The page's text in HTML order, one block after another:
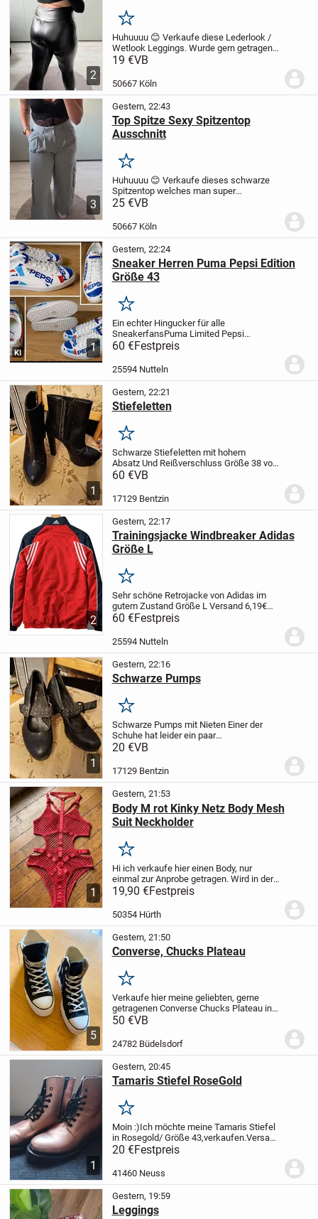
2
Merken
Huhuuuu 😊 Verkaufe diese Lederlook /
Wetlook Leggings. Wurde gern getragen.
Rauch- und Tierfreier Haushalt.
19 €VB
50667 Köln
3
Gestern, 22:43
Top Spitze Sexy Spitzentop
Ausschnitt
Merken
Huhuuuu 😊 Verkaufe dieses schwarze
Spitzentop welches man super
kombinieren kann.
Haushalt.
25 €VB
50667 Köln
1
KI
Gestern, 22:24
Sneaker Herren Puma Pepsi Edition
Größe 43
Merken
Ein echter Hingucker für alle
SneakerfansPuma Limited Pepsi
EditionGröße 43Neu und
ungetragen.
vorhanden, daher Versand im neutralen
60 €Festpreis
25594 Nutteln
1
Gestern, 22:21
Stiefeletten
Merken
Schwarze Stiefeletten mit hohem
Absatz Und Reißverschluss Größe 38 von
der Marke Divided
60 €VB
17129 Bentzin
2
Gestern, 22:17
Trainingsjacke Windbreaker Adidas
Größe L
Merken
Sehr schöne Retrojacke von Adidas im
gutem Zustand Größe L Versand 6,19€
versichert mit DHL
Überweisung
60 €Festpreis
25594 Nutteln
1
Gestern, 22:16
Schwarze Pumps
Merken
Schwarze Pumps mit Nieten Einer der
Schuhe hat leider ein paar
Blessuren
20 €VB
17129 Bentzin
1
Gestern, 21:53
Body M rot Kinky Netz Body Mesh
Suit Neckholder
Merken
Hi ich verkaufe hier einen Body, nur
einmal zur Anprobe getragen. Wird in der
Originalverpackung verkaufen.
Netz Body Mesh Suit Pole Dance
und Dekollete sind Blickdicht :-)
19,90 €Festpreis
50354 Hürth
5
Gestern, 21:50
Converse, Chucks Plateau
Merken
Verkaufe hier meine geliebten, gerne
getragenen Converse Chucks Plateau in
Schwarz in der Größe 41,5 bei Fragen
Vereinbarung, versand möglich
50 €VB
24782 Büdelsdorf
1
Gestern, 20:45
Tamaris Stiefel RoseGold
Merken
Moin :)Ich möchte meine Tamaris Stiefel
in Rosegold/ Größe 43,verkaufen.Versand
ist mit Aufpreis möglich.
gerne Melden.
20 €Festpreis
41460 Neuss
Gestern, 19:59
Leggings